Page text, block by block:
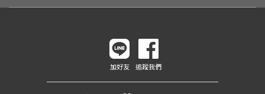
加好友 追蹤我們